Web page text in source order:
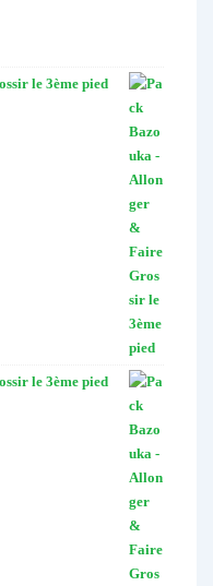
le 3ème pied
le 3ème pied